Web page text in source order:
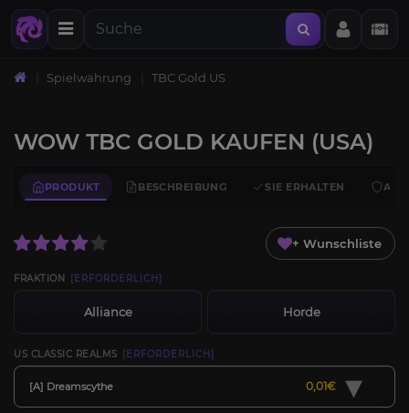
Startseite
Spielwährung TBC Gold US
WOW TBC GOLD KAUFEN (USA)
PRODUKT BESCHREIBUNG SIE ERHALTEN
+ Wunschliste
FRAKTION [ERFORDERLICH]
Alliance Horde
US CLASSIC REALMS [ERFORDERLICH]
[A] Dreamscythe 0,01€ ▾